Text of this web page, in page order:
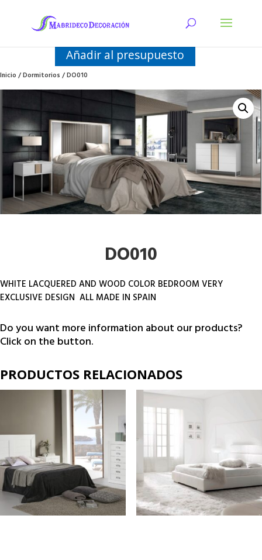
Añadir al presupuesto
Inicio/Dormitorios/ DO010
DO010
WHITE LACQUERED AND WOOD COLOR BEDROOM VERY
EXCLUSIVE DESIGN ALL MADE IN SPAIN
Do you want more information about our products?
Click on the button.
PRODUCTOS RELACIONADOS